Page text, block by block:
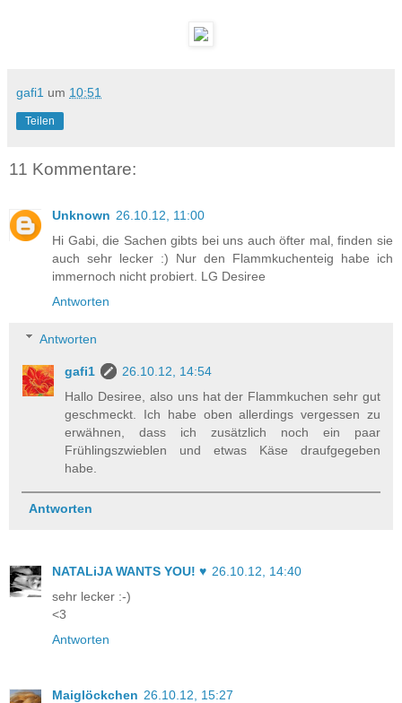
gafi1 um 10:51
Teilen
11 Kommentare:
Unknown 26.10.12, 11:00
Hi Gabi, die Sachen gibts bei uns auch öfter mal, finden sie
auch sehr lecker :) Nur den Flammkuchenteig habe ich
immernoch nicht probiert. LG Desiree
Antworten
Antworten
gafi1
26.10.12, 14:54
Hallo Desiree, also uns hat der Flammkuchen sehr gut
geschmeckt. Ich habe oben allerdings vergessen zu
erwähnen, dass ich zusätzlich noch ein paar
Frühlingszwieblen und etwas Käse draufgegeben
habe.
Antworten
NATALiJA WANTS YOU! ♥ 26.10.12, 14:40
sehr lecker :-)
<3
Antworten
Maiglöckchen 26.10.12, 15:27